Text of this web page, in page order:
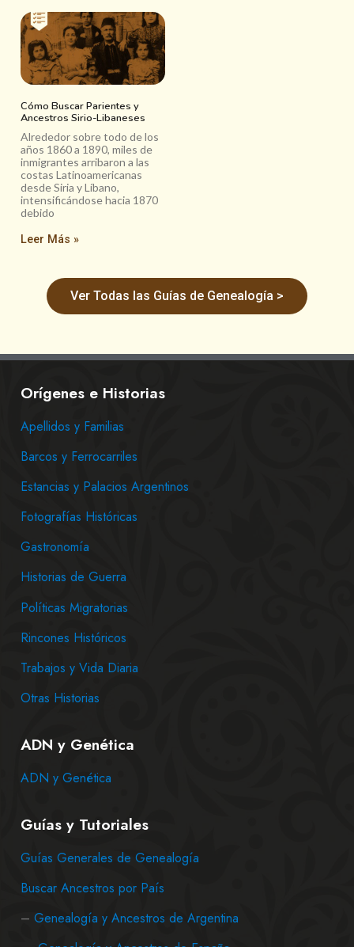
Cómo Buscar Parientes y
Ancestros Sirio-Libaneses
Alrededor sobre todo de los
años 1860 a 1890, miles de
inmigrantes arribaron a las
costas Latinoamericanas
desde Siria y Líbano,
intensificándose hacia 1870
debido
Leer Más »
Ver Todas las Guías de Genealogía >
Orígenes e Historias
Apellidos y Familias
Barcos y Ferrocarriles
Estancias y Palacios Argentinos
Fotografías Históricas
Gastronomía
Historias de Guerra
Políticas Migratorias
Rincones Históricos
Trabajos y Vida Diaria
Otras Historias
ADN y Genética
ADN y Genética
Guías y Tutoriales
Guías Generales de Genealogía
Buscar Ancestros por País
– Genealogía y Ancestros de Argentina